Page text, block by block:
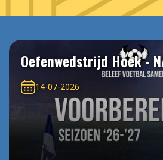
Oefenwedstrijd Hoek -
14-07-2026